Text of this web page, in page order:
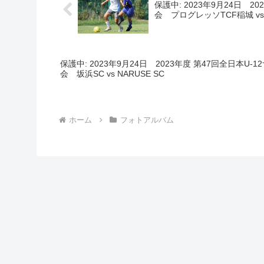
保護中: 2023年9月24日
会 プログレッソTCF稲城
保護中: 2023年9月24日 2023年度 第47回全日本U-12
会 坂浜SC vs NARUSE SC
ホーム フォトアルバム